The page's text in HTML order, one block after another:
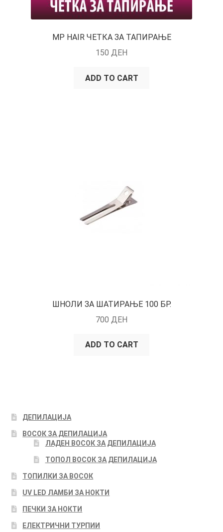
MP HAIR ЧЕТКА ЗА ТАПИРАЊЕ
150 ДЕН
ADD TO CART
ШНОЛИ ЗА ШАТИРАЊЕ 100 БР.
700 ДЕН
ADD TO CART
ДЕПИЛАЦИЈА
ВОСОК ЗА ДЕПИЛАЦИЈА
ЛАДЕН ВОСОК ЗА ДЕПИЛАЦИЈА
ТОПОЛ ВОСОК ЗА ДЕПИЛАЦИЈА
ТОПИЛКИ ЗА ВОСОК
UV LED ЛАМБИ ЗА НОКТИ
ПЕЧКИ ЗА НОКТИ
ЕЛЕКТРИЧНИ ТУРПИИ